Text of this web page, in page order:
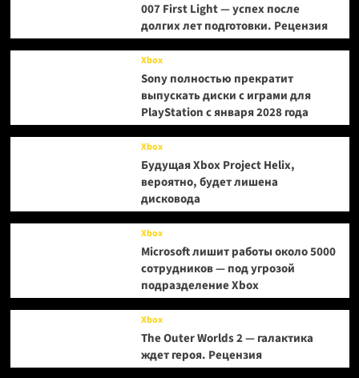
007 First Light — успех после
долгих лет подготовки. Рецензия
Xbox
Sony полностью прекратит
выпускать диски с играми для
PlayStation с января 2028 года
Xbox
Будущая Xbox Project Helix,
вероятно, будет лишена
дисковода
Xbox
Microsoft лишит работы около 5000
сотрудников — под угрозой
подразделение Xbox
Xbox
The Outer Worlds 2 — галактика
ждет героя. Рецензия